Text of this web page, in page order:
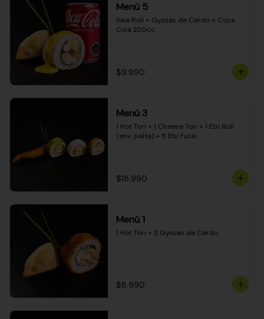
Menú 5
Inka Roll + Gyozas de Cerdo + Coca
Cola 220cc
$9.990
Menú 3
1 Hot Tori + 1 Cheese Tori + 1 Ebi Roll
(env. palta) + 5 Ebi Furai
$18.990
Menú 1
1 Hot Tori + 3 Gyozas de Cerdo
$8.990